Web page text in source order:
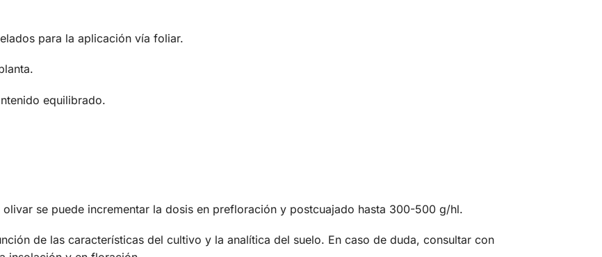
para la aplicación vía foliar.
equilibrado.
se puede incrementar la dosis en prefloración y postcuajado hasta 300-500 g/hl.
de las características del cultivo y la analítica del suelo. En caso de duda, consultar con